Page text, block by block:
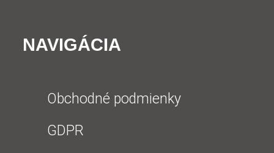
NAVIGÁCIA
Obchodné podmienky
GDPR